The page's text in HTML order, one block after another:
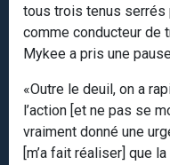
tous trois tenus serrés
comme conducteur de
Mykee a pris une
«Outre le deuil, on a
l’action [et ne pas se
vraiment donné une
[m’a fait réaliser] que